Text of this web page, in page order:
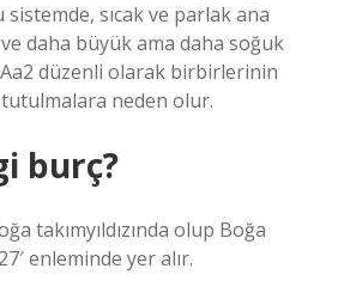
sistemde, sıcak ve parlak ana
ve daha büyük ama daha soğuk
düzenli olarak birbirlerinin
neden olur.
burç?
takımyıldızında olup Boğa
enleminde yer alır.